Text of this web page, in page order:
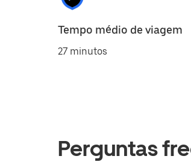
Tempo médio de viagem
27 minutos
Perguntas